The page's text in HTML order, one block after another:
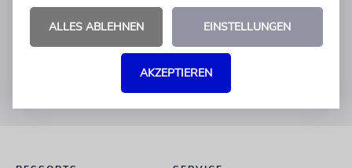
+49 30 275833 0
Mo-Do 9-17 Uhr
verlag@juedische-allgemeine.de
redaktion@juedische-allgemeine.de
ALLES ABLEHNEN EINSTELLUNGEN
AKZEPTIEREN